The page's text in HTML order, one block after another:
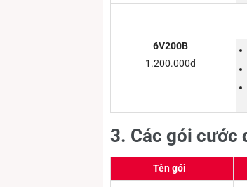
6V200B
1.200.000đ
3. Các gói cước
Tên gói